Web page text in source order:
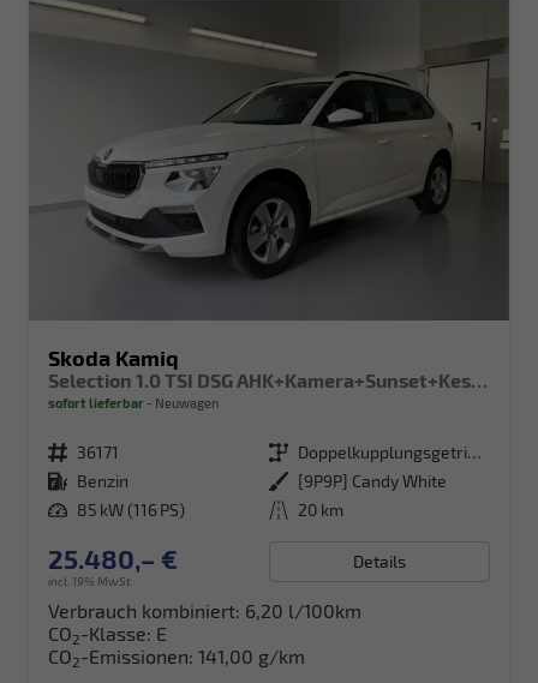
Skoda Kamiq
Selection 1.0 TSI DSG AHK+Kamera+Sunset+Kessy+AppConnect+Sitzheiz+Alu16+GV5
sofort lieferbar Neuwagen
Fahrzeugnr. 36171 Getriebe
Doppelkupplungsgetriebe (DSG)
Kraftstoff Benzin Außenfarbe [9P9P] Candy White
Leistung 85 kW (116 PS) Kilometerstand 20 km
25.480,– €
incl. 19% MwSt.
Details
Verbrauch kombiniert: 6,20 l/100km
CO2-Klasse: E
CO2-Emissionen: 141,00 g/km